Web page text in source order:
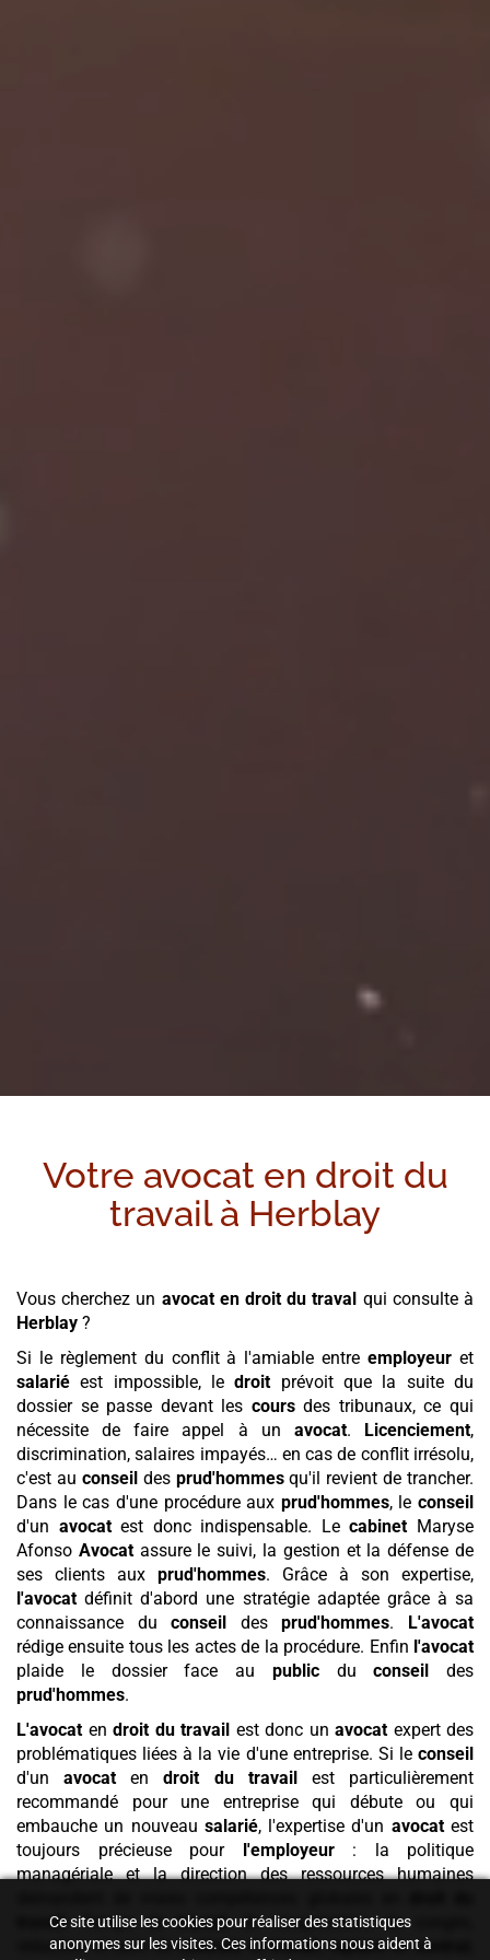
Votre avocat en droit du
travail à Herblay
Vous cherchez un avocat en droit du traval qui consulte à
Herblay ?
Si le règlement du conflit à l'amiable entreemployeur et
salarié est impossible, ledroit prévoit que la suite du
dossier se passe devant les coursdes tribunaux, ce qui
nécessite de faire appel à un avocat. Licenciement,
discrimination, salaires impayés… en cas de conflit irrésolu,
c'est au conseil des prud'hommesqu'il revient de trancher.
Dans le cas d'une procédure aux prud'hommes, le conseil
d'un avocatest donc indispensable. Lecabinet Maryse
Afonso Avocatassure le suivi, la gestion et la défense de
ses clients aux prud'hommes. Grâce à son expertise,
l'avocat définit d'abord une stratégie adaptée grâce à sa
connaissance duconseil desprud'hommes.
L'avocat
rédige ensuite tous les actes de la procédure. Enfin l'avocat
plaide le dossier face au publicduconseil
des
prud'hommes.
L'avocat en droit du travail est donc un avocat expert des
problématiques liées à la vie d'une entreprise. Si le conseil
d'unavocat endroit du travail
est particulièrement
recommandé pour une entreprise qui débute ou qui
embauche un nouveau salarié, l'expertise d'un avocatest
toujours précieuse pour
l'employeur: la politique
managériale et la direction des ressources humaines
travail. Temps detravail, de récupération, de congés,
rédaction et suivi decontratsdetravail,rupturedecontrat
Ce site utilise les cookies pour réaliser des statistiques
anonymes sur les visites. Ces informations nous aident à